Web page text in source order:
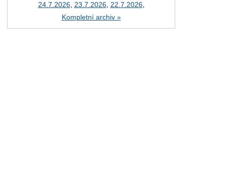
24.7.2026, 23.7.2026, 22.7.2026,
Kompletní archiv »